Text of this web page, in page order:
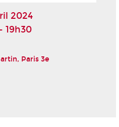
2024
19h30
Paris 3e